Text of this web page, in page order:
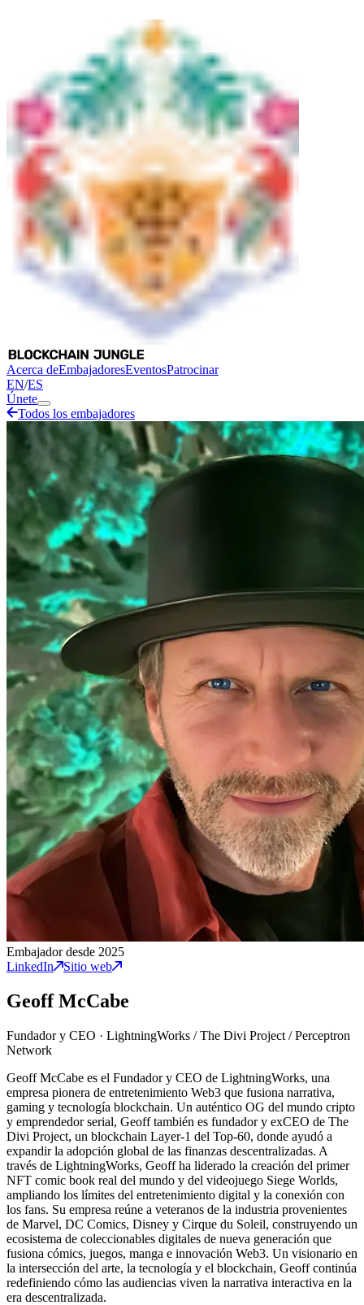
Acerca deEmbajadoresEventosPatrocinar
EN/ES
Únete
Todos los embajadores
Embajador desde 2025
LinkedIn
Sitio web
Geoff McCabe
Fundador y CEO · LightningWorks / The Divi Project / Perceptron
Network
Geoff McCabe es el Fundador y CEO de LightningWorks, una
empresa pionera de entretenimiento Web3 que fusiona narrativa,
gaming y tecnología blockchain. Un auténtico OG del mundo cripto
y emprendedor serial, Geoff también es fundador y exCEO de The
Divi Project, un blockchain Layer-1 del Top-60, donde ayudó a
expandir la adopción global de las finanzas descentralizadas. A
través de LightningWorks, Geoff ha liderado la creación del primer
NFT comic book real del mundo y del videojuego Siege Worlds,
ampliando los límites del entretenimiento digital y la conexión con
los fans. Su empresa reúne a veteranos de la industria provenientes
de Marvel, DC Comics, Disney y Cirque du Soleil, construyendo un
ecosistema de coleccionables digitales de nueva generación que
fusiona cómics, juegos, manga e innovación Web3. Un visionario en
la intersección del arte, la tecnología y el blockchain, Geoff continúa
redefiniendo cómo las audiencias viven la narrativa interactiva en la
era descentralizada.